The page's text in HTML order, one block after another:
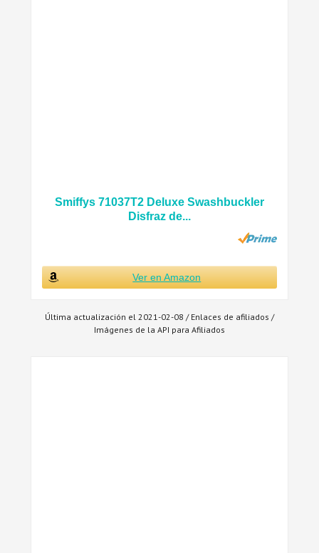
Smiffys 71037T2 Deluxe Swashbuckler
Disfraz de...
Ver en Amazon
Última actualización el 2021-02-08 / Enlaces de afiliados /
Imágenes de la API para Afiliados